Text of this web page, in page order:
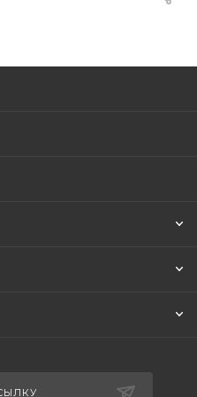
книга автора стала
как Обама
много шумихи.
пользуется
о своем